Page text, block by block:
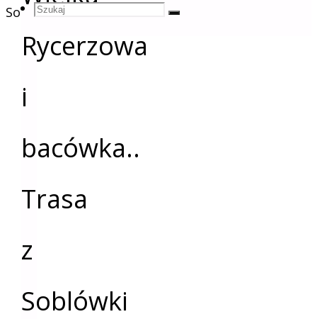
Szukaj
Szukaj:
Szukaj
Soblówki
Rycerzowa
i
bacówka..
Trasa
z
Soblówki